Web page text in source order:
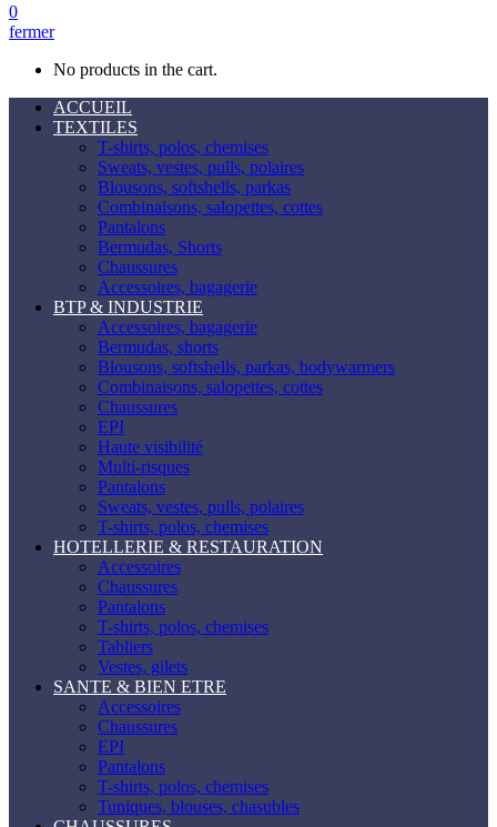
0
fermer
No products in the cart.
ACCUEIL
TEXTILES
T-shirts, polos, chemises
Sweats, vestes, pulls, polaires
Blousons, softshells, parkas
Combinaisons, salopettes, cottes
Pantalons
Bermudas, Shorts
Chaussures
Accessoires, bagagerie
BTP & INDUSTRIE
Accessoires, bagagerie
Bermudas, shorts
Blousons, softshells, parkas, bodywarmers
Combinaisons, salopettes, cottes
Chaussures
EPI
Haute visibilité
Multi-risques
Pantalons
Sweats, vestes, pulls, polaires
T-shirts, polos, chemises
HOTELLERIE & RESTAURATION
Accessoires
Chaussures
Pantalons
T-shirts, polos, chemises
Tabliers
Vestes, gilets
SANTE & BIEN ETRE
Accessoires
Chaussures
EPI
Pantalons
T-shirts, polos, chemises
Tuniques, blouses, chasubles